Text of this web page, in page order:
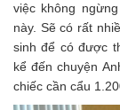
việc không
này. Sẽ có rất
sinh để có được
kể đến chuyện
chiếc cần cẩu